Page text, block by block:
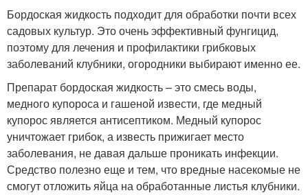
Бордоская жидкость подходит для обработки почти всех
садовых культур. Это очень эффективный фунгицид,
поэтому для лечения и профилактики грибковых
заболеваний клубники, огородники выбирают именно ее.
Препарат бордоская жидкость – это смесь воды,
медного купороса и гашеной извести, где медный
купорос является антисептиком. Медный купорос
уничтожает грибок, а известь прижигает место
заболевания, не давая дальше проникать инфекции.
Средство полезно еще и тем, что вредные насекомые не
смогут отложить яйца на обработанные листья клубники.